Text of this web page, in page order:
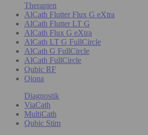
Therapien
AlCath Flutter Flux G eXtra
AlCath Flutter LT G
AlCath Flux G eXtra
AlCath LT G FullCircle
AlCath G FullCircle
AlCath FullCircle
Qubic RF
Qiona
Diagnostik
ViaCath
MultiCath
Qubic Stim